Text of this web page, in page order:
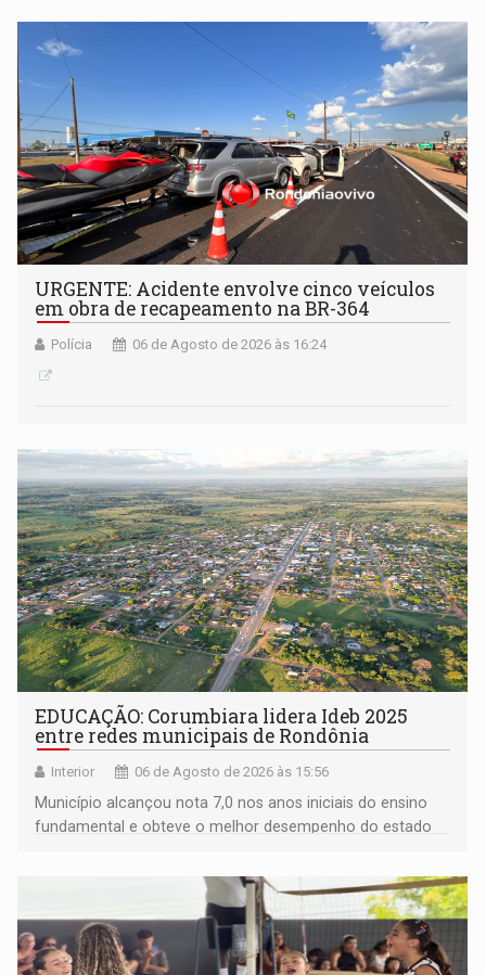
URGENTE: Acidente envolve cinco veículos
em obra de recapeamento na BR-364
Polícia 06 de Agosto de 2026 às 16:24
EDUCAÇÃO: Corumbiara lidera Ideb 2025
entre redes municipais de Rondônia
Interior 06 de Agosto de 2026 às 15:56
Município alcançou nota 7,0 nos anos iniciais do ensino
fundamental e obteve o melhor desempenho do estado